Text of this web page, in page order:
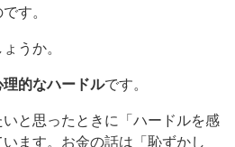
す。
うか。
的なハードルです。
と思ったときに「ハードルを感
ます。お金の話は「恥ずかし